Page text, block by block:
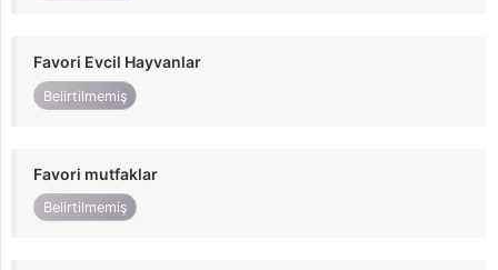
Favori Evcil Hayvanlar
Belirtilmemiş
Favori mutfaklar
Belirtilmemiş